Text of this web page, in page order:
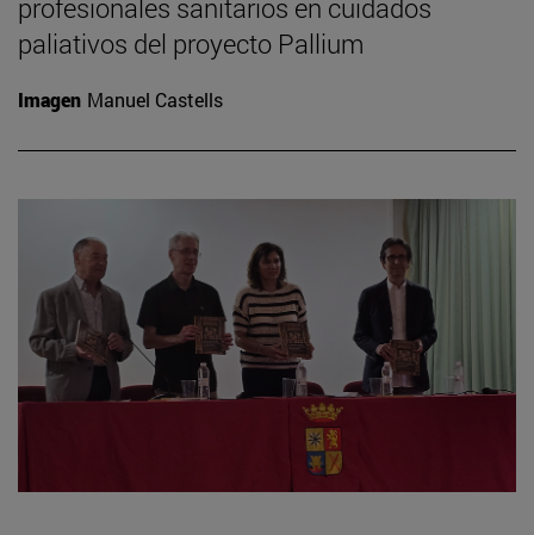
profesionales sanitarios en cuidados
paliativos del proyecto Pallium
Imagen Manuel Castells